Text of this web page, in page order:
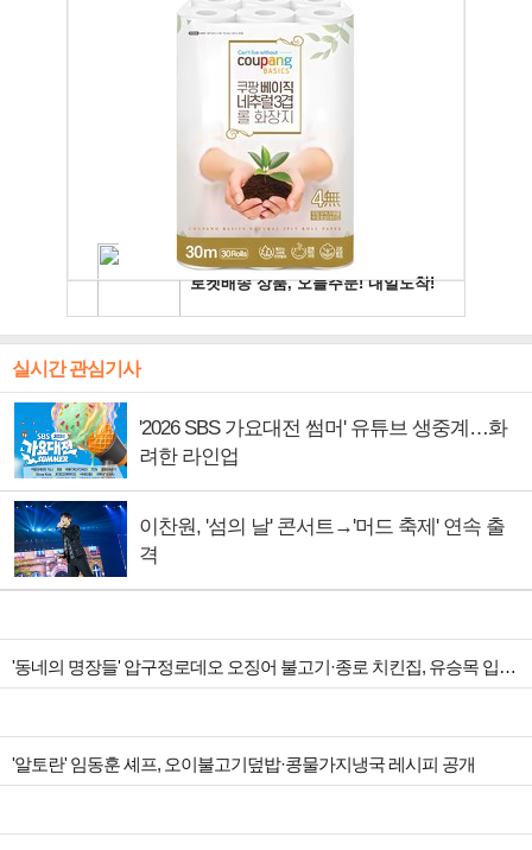
실시간 관심기사
'2026 SBS 가요대전 썸머' 유튜브 생중계…화
려한 라인업
이찬원, '섬의 날' 콘서트→'머드 축제' 연속 출
격
'동네의 명장들' 압구정로데오 오징어 불고기·종로 치킨집, 유승목 입맛 저격
'알토란' 임동훈 셰프, 오이불고기덮밥·콩물가지냉국 레시피 공개